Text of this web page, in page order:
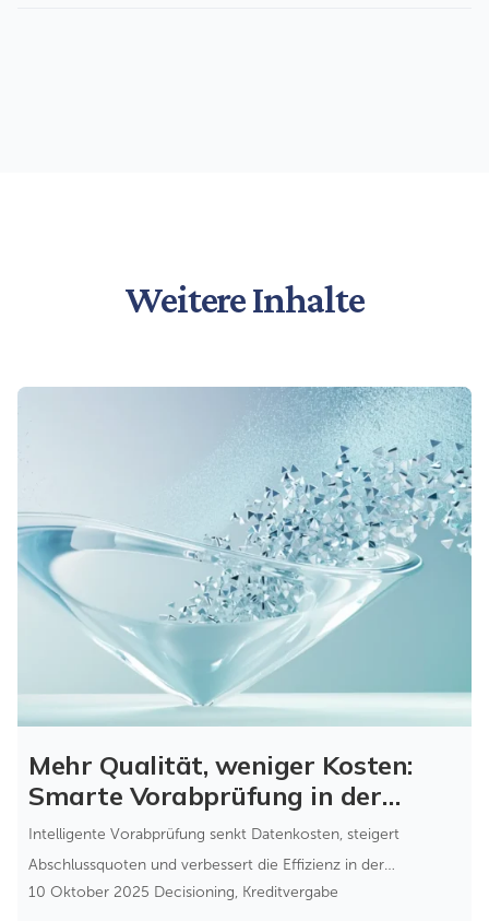
Weitere Inhalte
Mehr Qualität, weniger Kosten:
Smarte Vorabprüfung in der
Kreditvergabe
Intelligente Vorabprüfung senkt Datenkosten, steigert
Abschlussquoten und verbessert die Effizienz in der
Kreditvergabe – ohne Systemumbruch.
10 Oktober 2025 Decisioning, Kreditvergabe